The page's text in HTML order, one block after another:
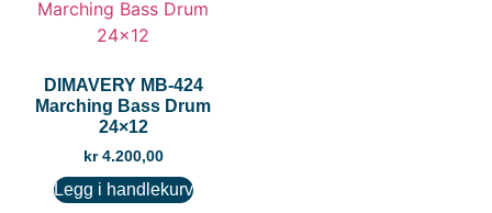
DIMAVERY MB-424
Marching Bass Drum
24×12
kr4.200,00
Legg i handlekurv